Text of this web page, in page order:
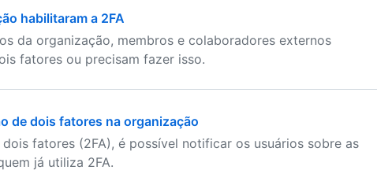
habilitaram a 2FA
da organização, membros e colaboradores externos
fatores ou precisam fazer isso.
de dois fatores na organização
fatores (2FA), é possível notificar os usuários sobre as
já utiliza 2FA.